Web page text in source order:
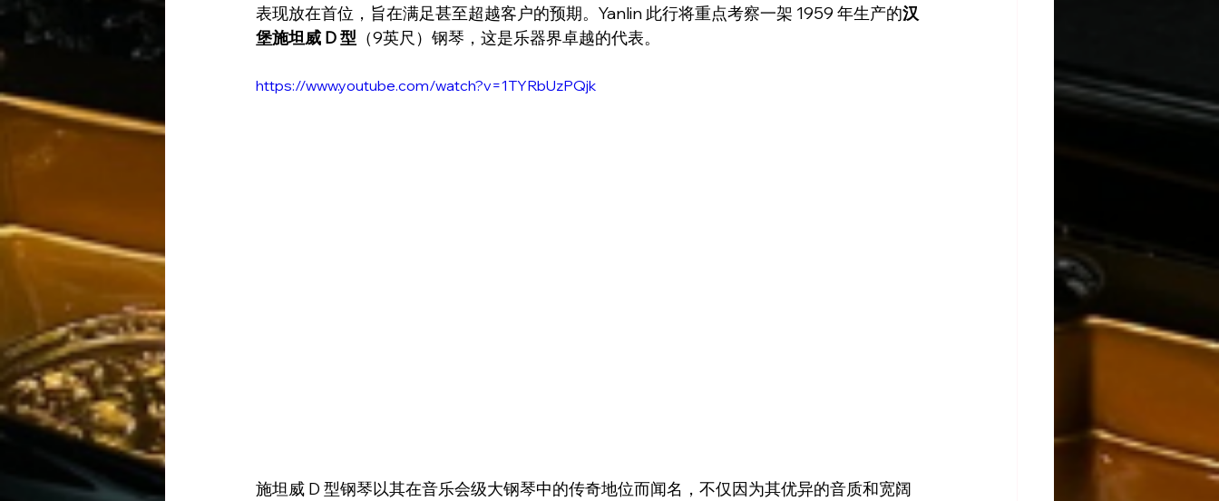
表现放在首位，旨在满足甚至超越客户的预期。Yanlin 此行将重点考察一架 1959 年生产的汉
堡施坦威 D 型 （9英尺）钢琴，这是乐器界卓越的代表。
https://www.youtube.com/watch?v=1TYRbUzPQjk
施坦威 D 型钢琴以其在音乐会级大钢琴中的传奇地位而闻名，不仅因为其优异的音质和宽阔